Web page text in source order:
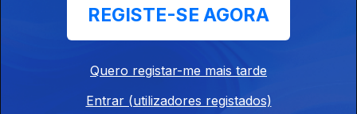
15 mai. 2026
Canoagem:
Taça do Mundo
2026 #2
REGISTE-SE AGORA
Quero registar-me mais tarde
Entrar (utilizadores registados)